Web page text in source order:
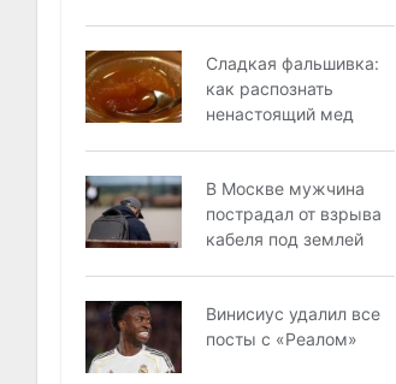
Сладкая фальшивка:
как распознать
ненастоящий мед
В Москве мужчина
пострадал от взрыва
кабеля под землей
Винисиус удалил все
посты с «Реалом»